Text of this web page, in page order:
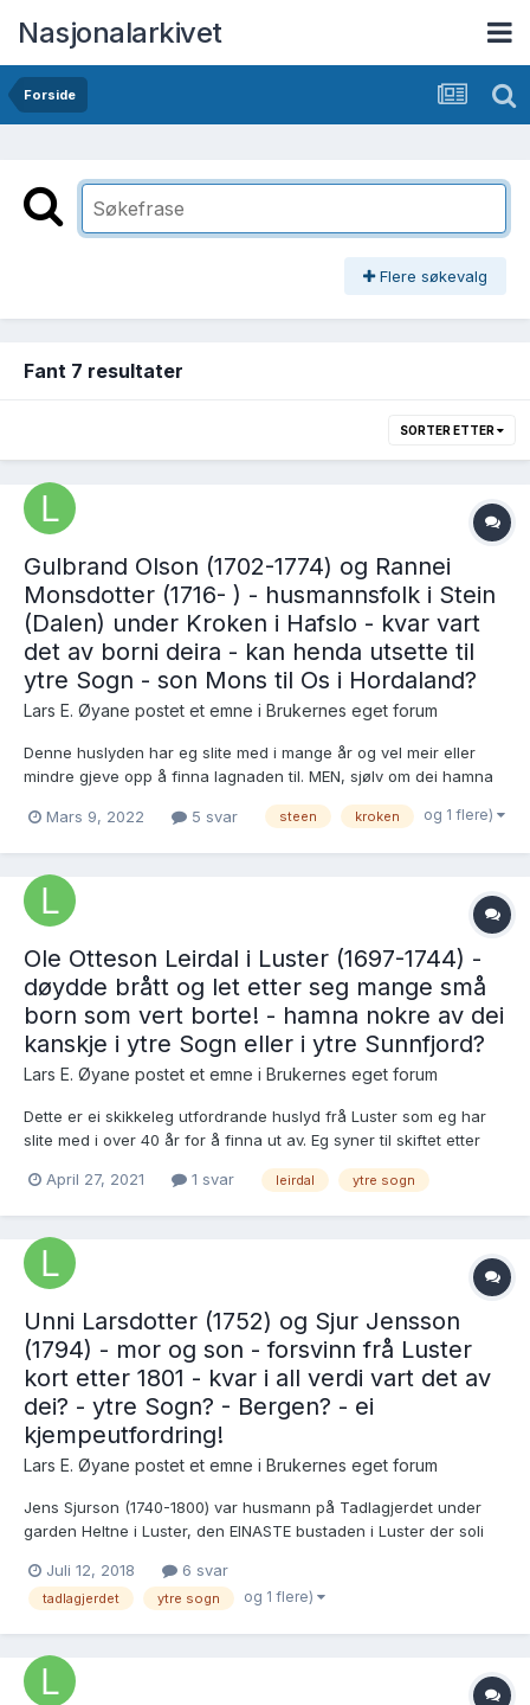
Nasjonalarkivet
Forside
Flere søkevalg
Fant 7 resultater
SORTER ETTER
Gulbrand Olson (1702-1774) og Rannei
Monsdotter (1716- ) - husmannsfolk i Stein
(Dalen) under Kroken i Hafslo - kvar vart
det av borni deira - kan henda utsette til
ytre Sogn - son Mons til Os i Hordaland?
Lars E. Øyane postet et emne i Brukernes eget forum
Denne huslyden har eg slite med i mange år og vel meir eller
mindre gjeve opp å finna lagnaden til. MEN, sjølv om dei hamna
hamna ein eller annan stad. Etter at Gulbrand døydde i 1774
Mars 9, 2022 5 svar steen kroken og 1 flere)
Ole Otteson Leirdal i Luster (1697-1744) -
døydde brått og let etter seg mange små
born som vert borte! - hamna nokre av dei
kanskje i ytre Sogn eller i ytre Sunnfjord?
Lars E. Øyane postet et emne i Brukernes eget forum
Dette er ei skikkeleg utfordrande huslyd frå Luster som eg har
slite med i over 40 år for å finna ut av. Eg syner til skiftet etter
https://media.digitalarkivet.no/view/24137/144 Her er enkja og
April 27, 2021 1 svar leirdal ytre sogn
Unni Larsdotter (1752) og Sjur Jensson
(1794) - mor og son - forsvinn frå Luster
kort etter 1801 - kvar i all verdi vart det av
dei? - ytre Sogn? - Bergen? - ei
kjempeutfordring!
Lars E. Øyane postet et emne i Brukernes eget forum
Jens Sjurson (1740-1800) var husmann på Tadlagjerdet under
garden Heltne i Luster, den EINASTE bustaden i Luster der soli
Første kona hans døydde barnlaus i 1791, og han gifte seg i 1792
att med: Unni Larsdotter, fødd på Prest...
Juli 12, 2018 6 svar
tadlagjerdet ytre sogn og 1 flere)